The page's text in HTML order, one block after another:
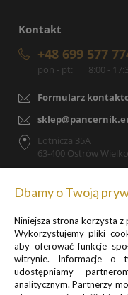
Kontakt
+48 699 577
pon - pt: 8:00 -
Formularz
Lotnicza 35A
63-400 Ostrów
Zapisz się do
promocjach i
Dbamy o Twoją
Niniejsza strona korzysta z
Wykorzystujemy pliki
aby oferować funkcje
witrynie. Informacje o
udostępniamy
analitycznym. Partnerzy